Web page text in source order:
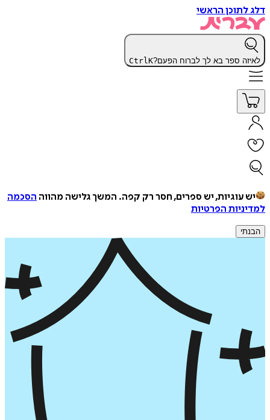
דלג לתוכן הראשי
לאיזה ספר בא לך לברוח הפעם? CtrlK
יש עוגיות, יש ספרים, חסר רק קפה. המשך גלישה מהווה הסכמה
למדיניות הפרטיות
הבנתי